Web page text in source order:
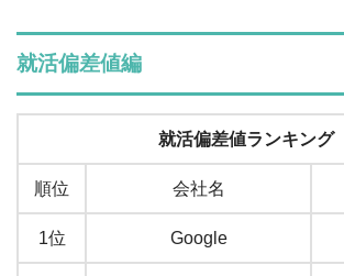
就活偏差値編
就活偏差値ランキング
順位 会社名
1位 Google